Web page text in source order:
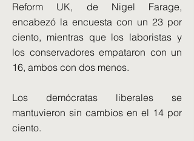
Reform UK, de Nigel Farage,
encabezó la encuesta con un 23 por
ciento, mientras que los laboristas y
los conservadores empataron con un
16, ambos con dos menos.
Los demócratas liberales se
mantuvieron sin cambios en el 14 por
ciento.